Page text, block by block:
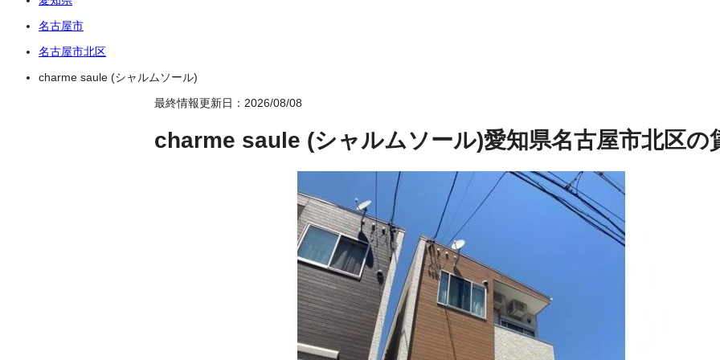
名古屋市
名古屋市北区
charme saule (シャルムソール)
最終情報更新日：2026/08/08
charme saule (シャルムソール)愛知県名古屋市北区の